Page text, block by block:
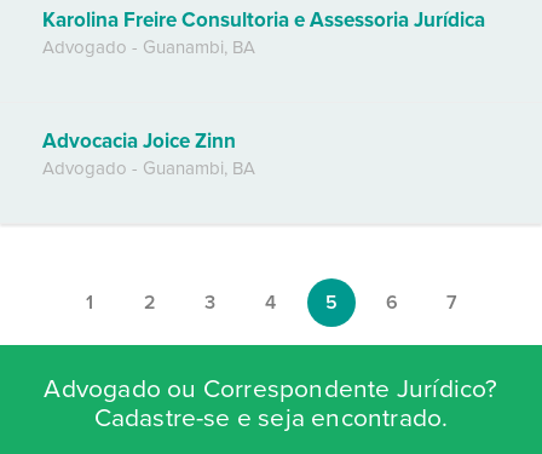
Karolina Freire Consultoria e Assessoria Jurídica
Advogado - Guanambi, BA
Advocacia Joice Zinn
Advogado - Guanambi, BA
1 2 3 4 5 6 7
Advogado ou Correspondente Jurídico?
Cadastre-se e seja encontrado.